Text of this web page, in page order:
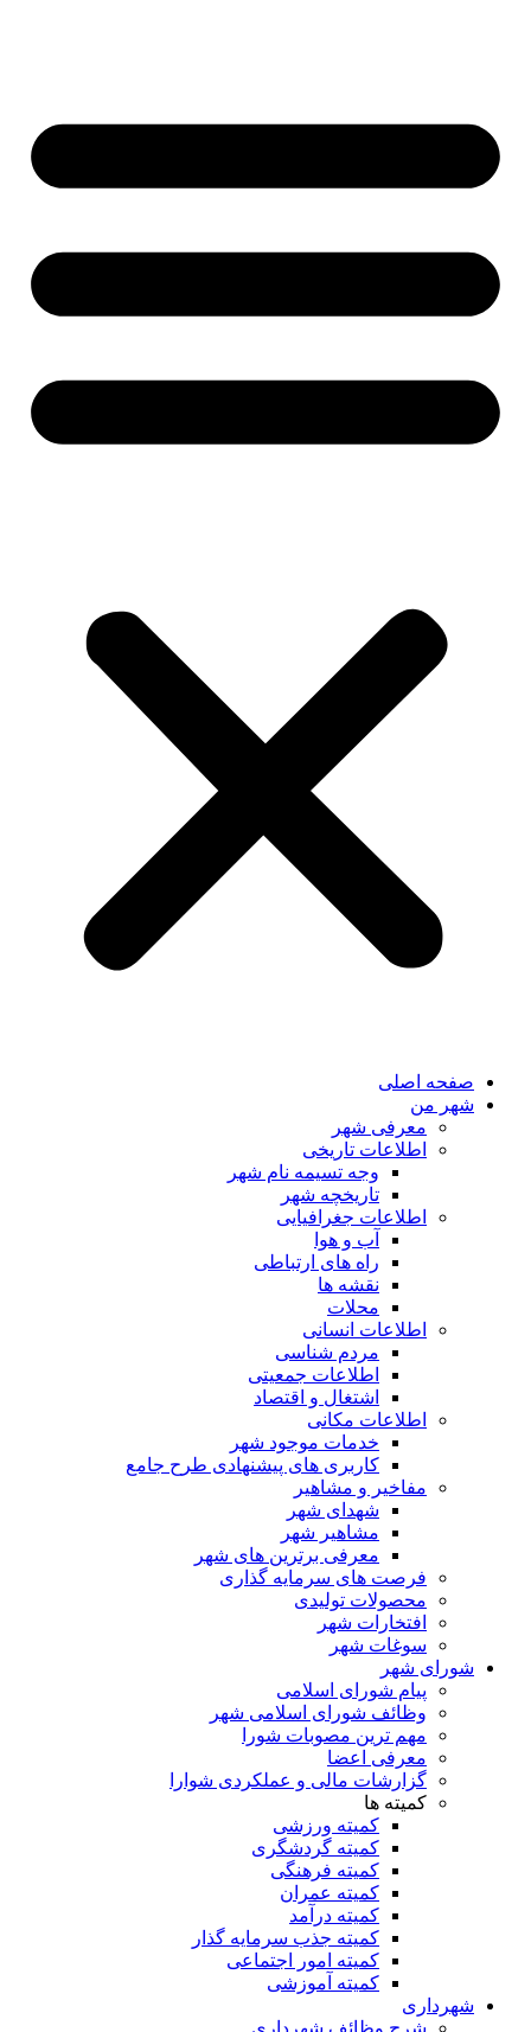
صفحه اصلی
شهر من
معرفی شهر
اطلاعات تاریخی
وجه تسیمه نام شهر
تاریخچه شهر
اطلاعات جغرافیایی
آب و هوا
راه های ارتباطی
نقشه ها
محلات
اطلاعات انسانی
مردم شناسی
اطلاعات جمعیتی
اشتغال و اقتصاد
اطلاعات مکانی
خدمات موجود شهر
کاربری های پیشنهادی طرح جامع
مفاخیر و مشاهیر
شهدای شهر
مشاهیر شهر
معرفی برترین های شهر
فرصت های سرمایه گذاری
محصولات تولیدی
افتخارات شهر
سوغات شهر
شورای شهر
پیام شورای اسلامی
وظائف شورای اسلامی شهر
مهم ترین مصوبات شورا
معرفی اعضا
گزارشات مالی و عملکردی شوارا
کمیته ها
کمیته ورزشی
کمیته گردشگری
کمیته فرهنگی
کمیته عمران
کمیته درآمد
کمیته جذب سرمایه گذار
کمیته امور اجتماعی
کمیته آموزشی
شهرداری